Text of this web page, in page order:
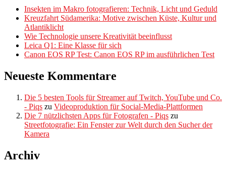
Insekten im Makro fotografieren: Technik, Licht und Geduld
Kreuzfahrt Südamerika: Motive zwischen Küste, Kultur und
Atlantiklicht
Wie Technologie unsere Kreativität beeinflusst
Leica Q1: Eine Klasse für sich
Canon EOS RP Test: Canon EOS RP im ausführlichen Test
Neueste Kommentare
Die 5 besten Tools für Streamer auf Twitch, YouTube und Co.
- Piqs zu Videoproduktion für Social-Media-Plattformen
Die 7 nützlichsten Apps für Fotografen - Piqs zu
Streetfotografie: Ein Fenster zur Welt durch den Sucher der
Kamera
Archiv